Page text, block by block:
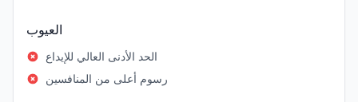
العيوب
الحد الأدنى العالي للإيداع
رسوم أعلى من المنافسين